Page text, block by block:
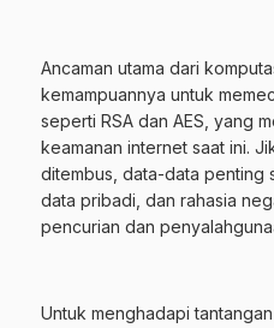
Ancaman utama dari
kemampuannya untuk
seperti RSA dan AES, yang
keamanan internet saat ini.
ditembus, data-data penting
data pribadi, dan rahasia
pencurian dan
Untuk menghadapi